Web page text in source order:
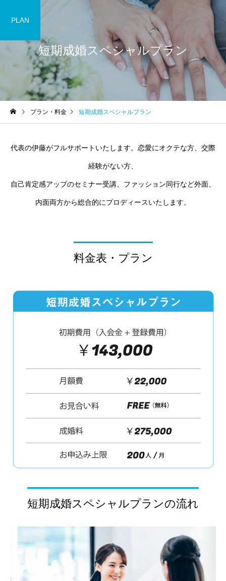
短期成婚スペシャルプラン
PLAN
プラン・料金 短期成婚スペシャルプラン
代表の伊藤がフルサポートいたします。恋愛にオクテな方、交際
経験がない方、
自己肯定感アップのセミナー受講、ファッション同行など外面、
内面両方から総合的にプロディースいたします。
料金表・プラン
短期成婚スペシャルプランの流れ